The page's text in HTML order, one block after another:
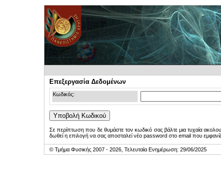
Επεξεργασία Δεδομένων
Κωδικός:
Σε περίπτωση που δε θυμάστε τον κωδικό σας βάλτε μια τυχαία
δωθεί η επιλογή να σας αποσταλεί νέο password στο email που
© Τμήμα Φυσικής 2007 - 2026, Τελευταία Ενημέρωση: 29/06/2025